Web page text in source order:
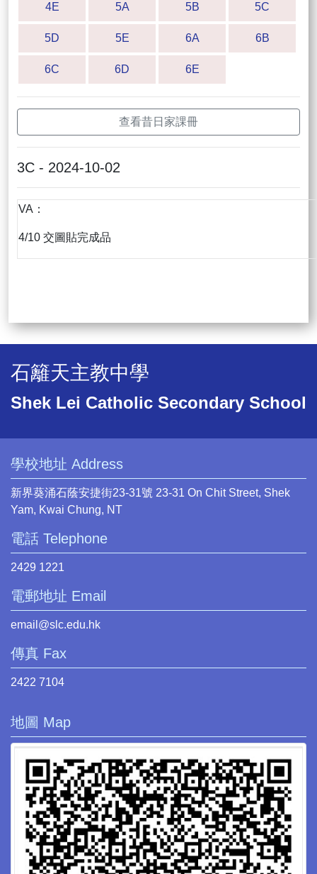
4E 5A 5B 5C
5D 5E 6A 6B
6C 6D 6E
查看昔日家課冊
3C - 2024-10-02
VA：
4/10 交圖貼完成品
石籬天主教中學
Shek Lei Catholic Secondary School
學校地址 Address
新界葵涌石蔭安捷街23-31號 23-31 On Chit Street, Shek
Yam, Kwai Chung, NT
電話 Telephone
2429 1221
電郵地址 Email
email@slc.edu.hk
傳真 Fax
2422 7104
地圖 Map